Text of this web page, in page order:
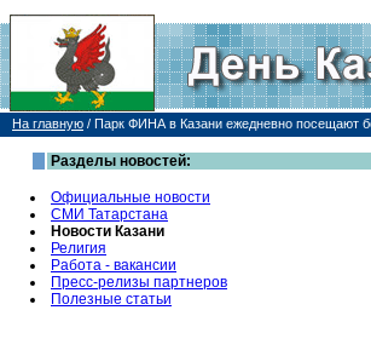
На главную / Парк ФИНА в Казани ежедневно посещают
Разделы новостей:
Официальные новости
СМИ Татарстана
Новости Казани
Религия
Работа - вакансии
Пресс-релизы партнеров
Полезные статьи